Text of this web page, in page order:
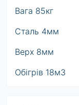
Вага 85кг
Сталь 4мм
Верх 8мм
Обігрів 18м3